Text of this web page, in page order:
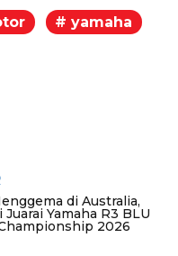
# yamaha
di Australia,
Yamaha R3 BLU
2026